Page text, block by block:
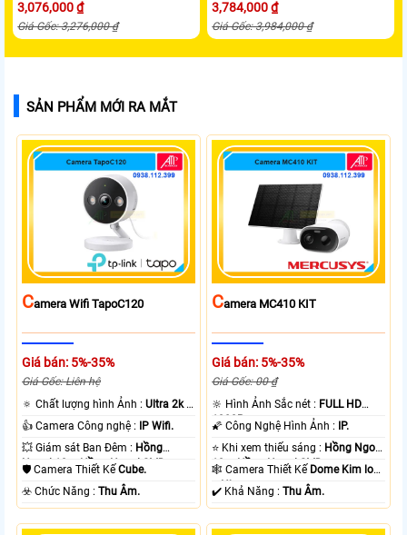
3,076,000 ₫
Giá Gốc: 3,276,000 ₫
3,784,000 ₫
Giá Gốc: 3,984,000 ₫
SẢN PHẨM MỚI RA MẮT
CAmera Wifi TapoC120
Giá bán: 5%-35%
Giá Gốc: Liên hệ
🔅 Chất lượng hình Ảnh :Ultra 2k +
.
👍 Camera Công nghệ :
IP Wifi.
💥 Giám sát Ban Đêm : Hồng
Ngoại 10m Hồng Ngoại SMD.
🛡 Camera Thiết KếCube.
️☣️ Chức Năng :Thu Âm.
CAmera MC410 KIT
Giá bán: 5%-35%
Giá Gốc: 00 ₫
🔆 Hình Ảnh Sắc nét : FULL HD
1080P .
🌠 Công Nghệ Hình Ảnh :
IP.
⭐ Khi xem thiếu sáng : Hồng Ngoại
10m Hồng Ngoại SMD.
🕸️ Camera Thiết Kế Dome Kim loại
+ Nhựa.
️✔️ Khả Năng :Thu Âm.